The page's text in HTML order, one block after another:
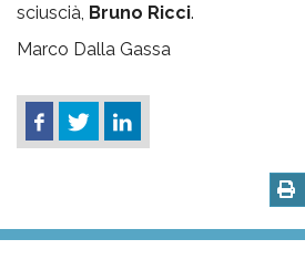
sciuscià, Bruno Ricci.
Marco Dalla Gassa